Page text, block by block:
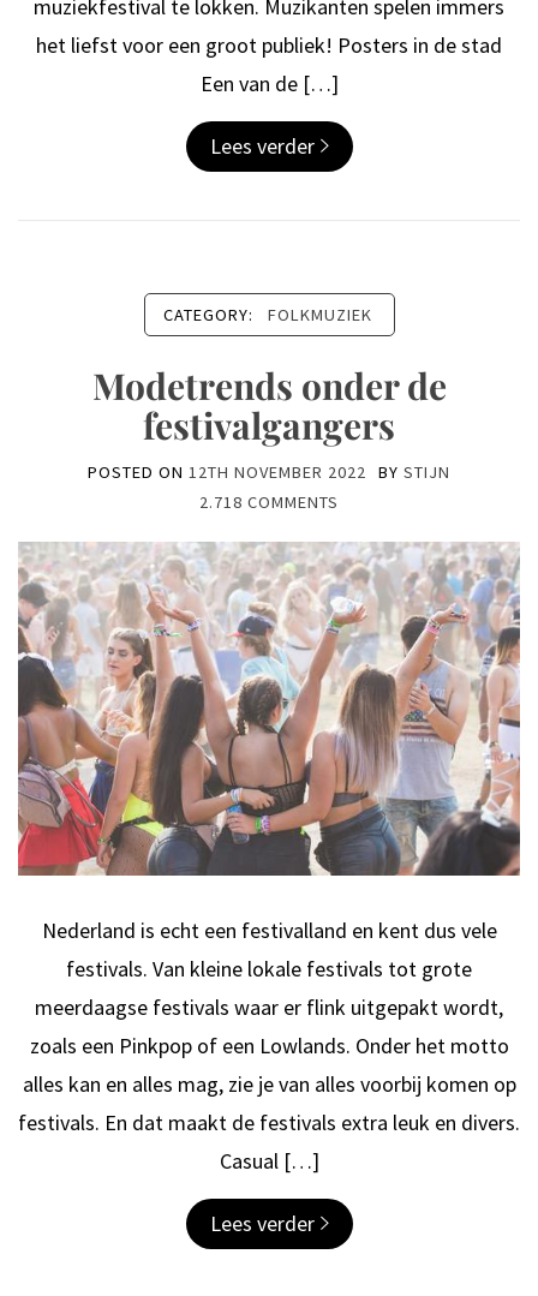
muziekfestival te lokken. Muzikanten spelen immers
het liefst voor een groot publiek! Posters in de stad
Een van de […]
Lees verder
CATEGORY: FOLKMUZIEK
Modetrends onder de
festivalgangers
POSTED ON 12TH NOVEMBER 2022 BY STIJN
2.718 COMMENTS
Nederland is echt een festivalland en kent dus vele
festivals. Van kleine lokale festivals tot grote
meerdaagse festivals waar er flink uitgepakt wordt,
zoals een Pinkpop of een Lowlands. Onder het motto
alles kan en alles mag, zie je van alles voorbij komen op
festivals. En dat maakt de festivals extra leuk en divers.
Casual […]
Lees verder